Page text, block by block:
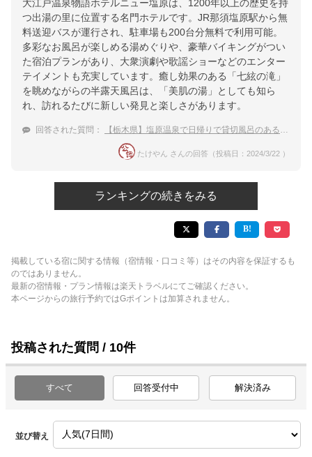
大江戸温泉物語ホテルニュー塩原は、1200年以上の歴史を持
つ出湯の里に位置する名門ホテルです。JR那須塩原駅から無
料送迎バスが運行され、駐車場も200台分無料で利用可能。
多彩なお風呂が楽しめる湯めぐりや、豪華バイキングがつい
た宿泊プランがあり、大衆演劇や歌謡ショーなどのエンター
テイメントも充実しています。癒し効果のある「七絃の滝」
を眺めながらの半露天風呂は、「美肌の湯」としても知ら
れ、訪れるたびに新しい発見と楽しさがあります。
回答された質問： 【栃木県】塩原温泉で日帰りで貸切風呂のある温泉宿を教えて下さい。
たけやん さんの回答（投稿日：2024/3/22 ）
ランキングの続きをみる
掲載している宿に関する情報（宿情報・口コミ等）はその内容を保証するも
のではありません。
最新の宿情報・プラン情報は楽天トラベルにてご確認ください。
本ページからの旅行予約ではGポイントは加算されません。
投稿された質問 / 10件
すべて 回答受付中 解決済み
並び替え